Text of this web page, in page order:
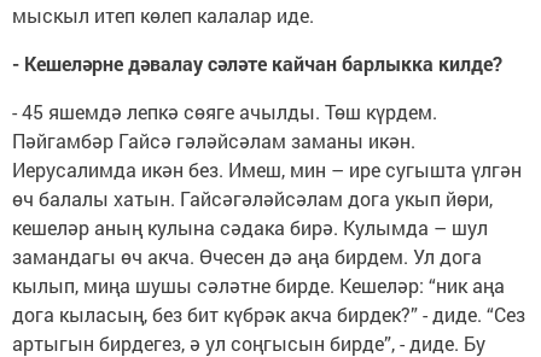
мыскыл итеп көлеп калалар иде.
- Кешеләрне дәвалау сәләте кайчан барлыкка килде?
- 45 яшемдә лепкә сөяге ачылды. Төш күрдем.
Пәйгамбәр Гайсә гәләйсәлам заманы икән.
Иерусалимда икән без. Имеш, мин – ире сугышта үлгән
өч балалы хатын. Гайсәгәләйсәлам дога укып йөри,
кешеләр аның кулына сәдака бирә. Кулымда – шул
замандагы өч акча. Өчесен дә аңа бирдем. Ул дога
кылып, миңа шушы сәләтне бирде. Кешеләр: “ник аңа
дога кыласың, без бит күбрәк акча бирдек?” - диде. “Сез
артыгын бирдегез, ә ул соңгысын бирде”, - диде. Бу